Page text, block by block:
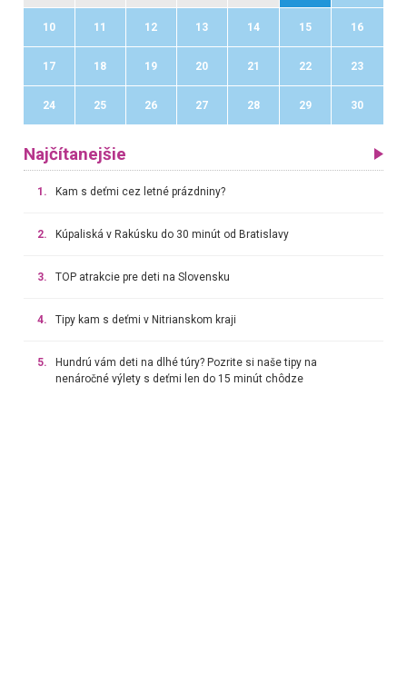
10 11 12 13 14 15 16
17 18 19 20 21 22 23
24 25 26 27 28 29 30
Najčítanejšie
1. Kam s deťmi cez letné prázdniny?
2. Kúpaliská v Rakúsku do 30 minút od Bratislavy
3. TOP atrakcie pre deti na Slovensku
4. Tipy kam s deťmi v Nitrianskom kraji
5.
Hundrú vám deti na dlhé túry? Pozrite si naše tipy na
nenáročné výlety s deťmi len do 15 minút chôdze